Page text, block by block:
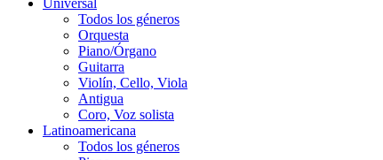
Universal
Todos los géneros
Orquesta
Piano/Órgano
Guitarra
Violín, Cello, Viola
Antigua
Coro, Voz solista
Latinoamericana
Todos los géneros